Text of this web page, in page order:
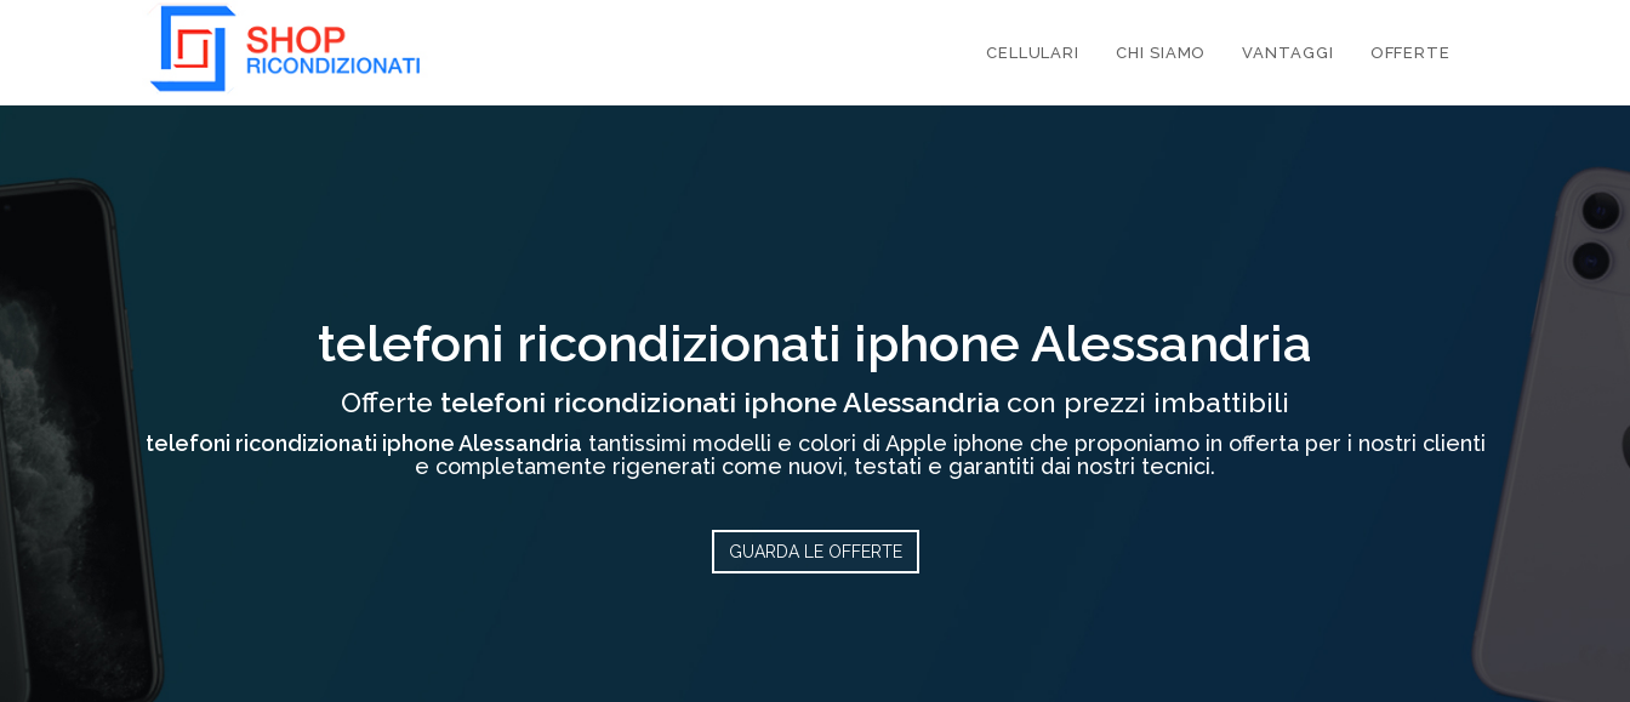
Collassa/Espandi
CELLULARI CHI SIAMO VANTAGGI OFFERTE
telefoni ricondizionati iphone Alessandria
Offerte telefoni ricondizionati iphone Alessandria con prezzi imbattibili
telefoni ricondizionati iphone Alessandria tantissimi modelli e colori di Apple iphone che proponiamo in offerta per i nostri clienti
e completamente rigenerati come nuovi, testati e garantiti dai nostri tecnici.
GUARDA LE OFFERTE